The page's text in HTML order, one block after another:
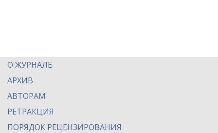
О ЖУРНАЛЕ
АРХИВ
АВТОРАМ
РЕТРАКЦИЯ
ПОРЯДОК РЕЦЕНЗИРОВАНИЯ